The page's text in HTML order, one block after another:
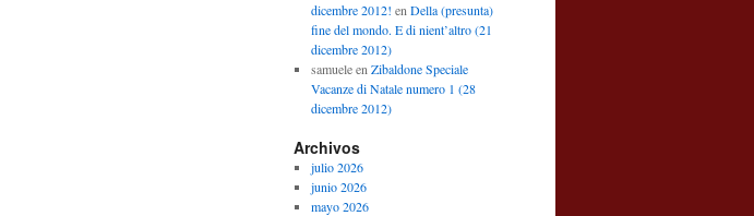
dicembre 2012! en Della (presunta)
fine del mondo. E di nient’altro (21
dicembre 2012)
samueleen Zibaldone Speciale
Vacanze di Natale numero 1 (28
dicembre 2012)
Archivos
julio 2026
junio 2026
mayo 2026